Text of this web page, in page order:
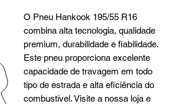
O Pneu Hankook 195/55 R16
combina alta tecnologia, qualidade
premium, durabilidade e fiabilidade.
Este pneu proporciona excelente
capacidade de travagem em todo
tipo de estrada e alta eficiência do
combustível. Visite a nossa loja e